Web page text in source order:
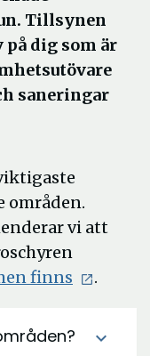
Tillsynen
dig som är
saneringar
områden.
vi att
finns Öppna
nytt
.
expand_more